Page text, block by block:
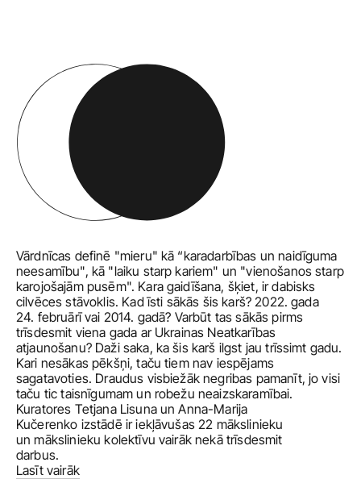
Vārdnīcas definē "mieru" kā “karadarbības un naidīguma
neesamību", kā "laiku starp kariem" un "vienošanos starp
karojošajām pusēm". Kara gaidīšana, šķiet, ir dabisks
cilvēces stāvoklis. Kad īsti sākās šis karš? 2022. gada
24. februārī vai 2014. gadā? Varbūt tas sākās pirms
trīsdesmit viena gada ar Ukrainas Neatkarības
atjaunošanu? Daži saka, ka šis karš ilgst jau trīssimt gadu.
Kari nesākas pēkšņi, taču tiem nav iespējams
sagatavoties. Draudus visbiežāk negribas pamanīt, jo visi
taču tic taisnīgumam un robežu neaizskaramībai.
Kuratores Tetjana Lisuna un Anna-Marija
Kučerenko izstādē ir iekļāvušas 22 mākslinieku
un mākslinieku kolektīvu vairāk nekā trīsdesmit
darbus.
Lasīt vairāk